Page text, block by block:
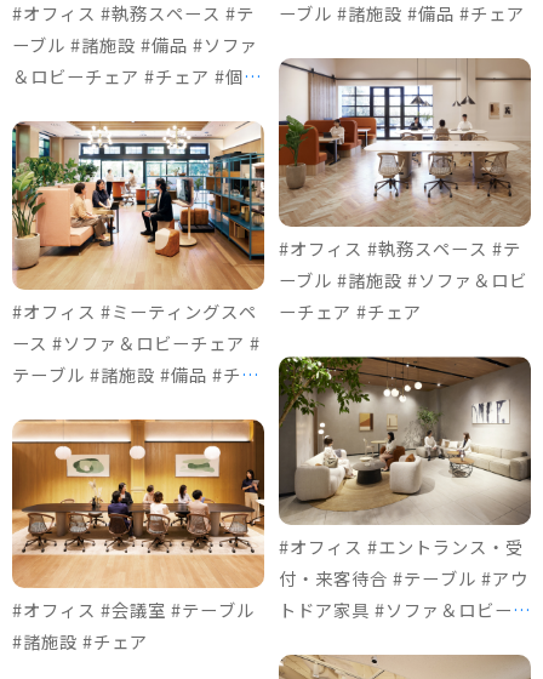
#オフィス #執務スペース #テ
ーブル #諸施設 #備品 #ソファ
＆ロビーチェア #チェア #個室
#オフィス #ミーティングスペ
ース #ソファ＆ロビーチェア #
テーブル #諸施設 #備品 #チェ
#オフィス #会議室 #テーブル
#諸施設 #チェア
ーブル #諸施設 #備品 #チェア
#オフィス #執務スペース #テ
ーブル #諸施設 #ソファ＆ロビ
ーチェア #チェア
#オフィス #エントランス・受
付・来客待合 #テーブル #アウ
トドア家具 #ソファ＆ロビーチ